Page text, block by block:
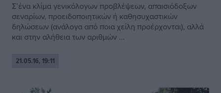
Σ’ένα κλίμα γενικόλογων προβλέψεων, απαισιόδοξων
σεναρίων, προειδοποιητικών ή καθησυχαστικών
δηλώσεων (ανάλογα από ποια χείλη προέρχονται), αλλά
και στην αλήθεια των αριθμών ...
21.05.16, 19:11